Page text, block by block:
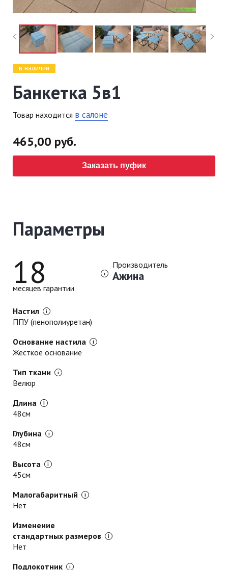
в наличии
Банкетка 5в1
Товар находится в салоне
465,00 руб.
Заказать пуфик
Параметры
Настил
ППУ (пенополиуретан)
Основание настила
Жесткое основание
Тип ткани
Велюр
Длина
48см
Глубина
48см
Высота
45см
Малогабаритный
Нет
Изменение
стандартных размеров
Нет
Подлокотник
Производитель
Ажина
18
месяцев гарантии